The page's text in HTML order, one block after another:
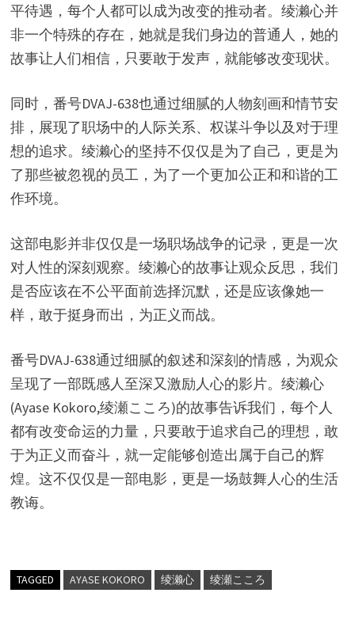
平待遇，每个人都可以成为改变的推动者。绫濑心并
非一个特殊的存在，她就是我们身边的普通人，她的
故事让人们相信，只要敢于发声，就能够改变现状。
同时，番号DVAJ-638也通过细腻的人物刻画和情节安
排，展现了职场中的人际关系、权谋斗争以及对于理
想的追求。绫濑心的坚持不仅仅是为了自己，更是为
了那些被忽视的员工，为了一个更加公正和和谐的工
作环境。
这部电影并非仅仅是一场职场战争的记录，更是一次
对人性的深刻观察。绫濑心的故事让观众反思，我们
是否应该在不公平面前选择沉默，还是应该像她一
样，敢于挺身而出，为正义而战。
番号DVAJ-638通过细腻的叙述和深刻的情感，为观众
呈现了一部既感人至深又激励人心的影片。绫濑心
(Ayase Kokoro,绫瀬こころ)的故事告诉我们，每个人
都有改变命运的力量，只要敢于追求自己的理想，敢
于为正义而奋斗，就一定能够创造出属于自己的辉
煌。这不仅仅是一部电影，更是一场鼓舞人心的生活
教诲。
TAGGED AYASE KOKORO 绫濑心 绫瀬こころ